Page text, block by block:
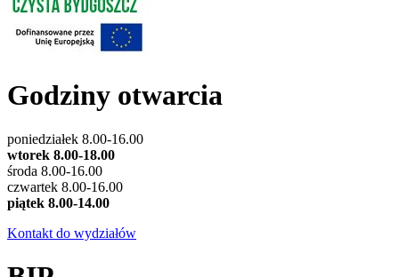
Godziny otwarcia
poniedziałek 8.00-16.00
wtorek 8.00-18.00
środa 8.00-16.00
czwartek 8.00-16.00
piątek 8.00-14.00
Kontakt do wydziałów